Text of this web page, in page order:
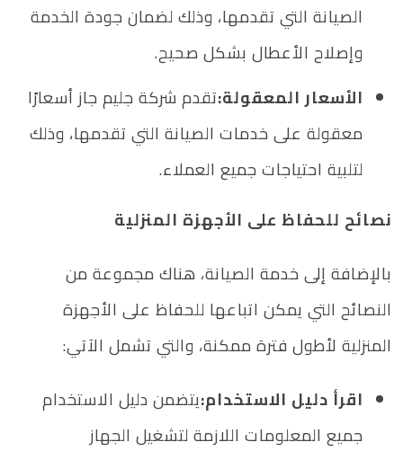
الصيانة التي تقدمها، وذلك لضمان جودة الخدمة
وإصلاح الأعطال بشكل صحيح.
الأسعار المعقولة:تقدم شركة جليم جاز أسعارًا
معقولة على خدمات الصيانة التي تقدمها، وذلك
لتلبية احتياجات جميع العملاء.
نصائح للحفاظ على الأجهزة المنزلية
بالإضافة إلى خدمة الصيانة، هناك مجموعة من
النصائح التي يمكن اتباعها للحفاظ على الأجهزة
المنزلية لأطول فترة ممكنة، والتي تشمل الآتي:
اقرأ دليل الاستخدام:يتضمن دليل الاستخدام
جميع المعلومات اللازمة لتشغيل الجهاز